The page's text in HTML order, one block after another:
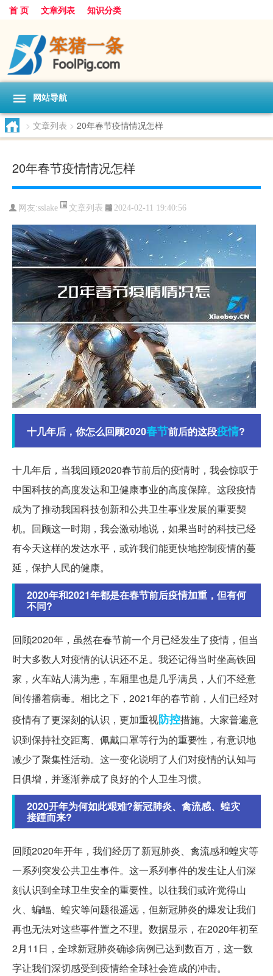
首 页 文章列表 知识分类
网站导航
> 文章列表 > 20年春节疫情情况怎样
20年春节疫情情况怎样
网友:sslake 文章列表 2024-02-11 19:40:56
十几年后，你怎么回顾2020春节前后的这段疫情?
十几年后，当我回顾2020春节前后的疫情时，我会惊叹于
中国科技的高度发达和卫健康事业的高度保障。这段疫情
成为了推动我国科技创新和公共卫生事业发展的重要契
机。回顾这一时期，我会激动地说，如果当时的科技已经
有今天这样的发达水平，或许我们能更快地控制疫情的蔓
延，保护人民的健康。
2020年和2021年都是在春节前后疫情加重，但有何
不同?
回顾2020年，虽然在春节前一个月已经发生了疫情，但当
时大多数人对疫情的认识还不足。我还记得当时坐高铁回
家，火车站人满为患，车厢里也是几乎满员，人们不经意
间传播着病毒。相比之下，2021年的春节前，人们已经对
疫情有了更深刻的认识，更加重视防控措施。大家普遍意
识到保持社交距离、佩戴口罩等行为的重要性，有意识地
减少了聚集性活动。这一变化说明了人们对疫情的认知与
日俱增，并逐渐养成了良好的个人卫生习惯。
2020开年为何如此艰难?新冠肺炎、禽流感、蝗灾
接踵而来?
回顾2020年开年，我们经历了新冠肺炎、禽流感和蝗灾等
一系列突发公共卫生事件。这一系列事件的发生让人们深
刻认识到全球卫生安全的重要性。以往我们或许觉得山
火、蝙蝠、蝗灾等问题很遥远，但新冠肺炎的爆发让我们
再也无法对这些事件置之不理。数据显示，在2020年初至
2月11日，全球新冠肺炎确诊病例已达到数百万，这一数
字让我们深切感受到疫情给全球社会造成的冲击。